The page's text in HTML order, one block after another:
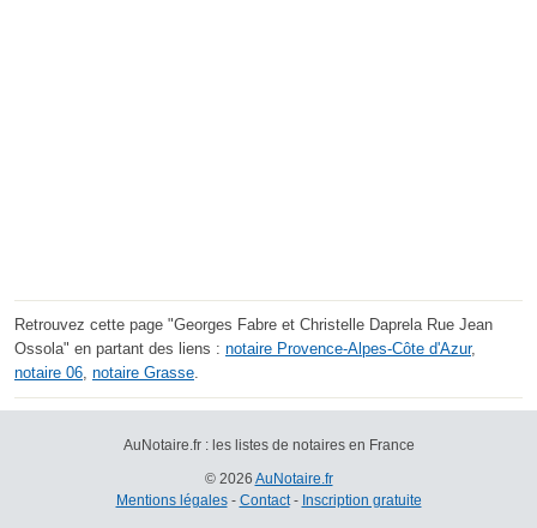
Retrouvez cette page "Georges Fabre et Christelle Daprela Rue Jean
Ossola" en partant des liens : notaire Provence-Alpes-Côte d'Azur,
notaire 06, notaire Grasse.
AuNotaire.fr : les listes de notaires en France
© 2026 AuNotaire.fr
Mentions légales- Contact- Inscription gratuite